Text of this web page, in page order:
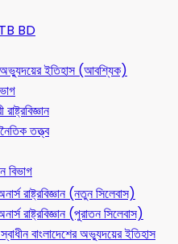
BD
অভ্যুদয়ের ইতিহাস (আবশ্যিক)
তত্ত্ব
বিভাগ
রাষ্ট্রবিজ্ঞান (নতুন সিলেবাস)
রাষ্ট্রবিজ্ঞান (পুরাতন সিলেবাস)
বাংলাদেশের অভ্যুদয়ের ইতিহাস